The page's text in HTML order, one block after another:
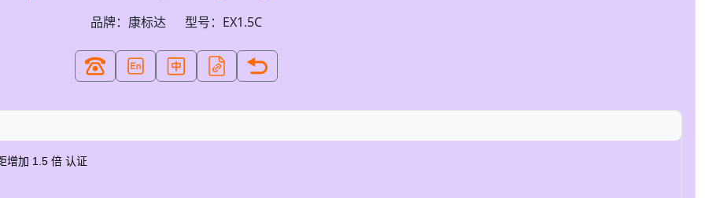
品牌：康标达 型号：EX1.5C
增加 1.5 倍 认证